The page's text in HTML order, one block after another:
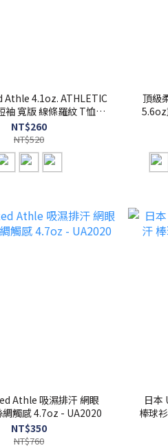
Athle 4.1oz. ATHLETIC
袖 寬版 線條羅紋 T恤 -
UA5927
NT$260
NT$520
頂級
5.6oz
Athle 吸濕排汗 網眼
POLO衫 絲綢觸感 4.7oz - UA2020
NT$350
NT$760
日本
棒球